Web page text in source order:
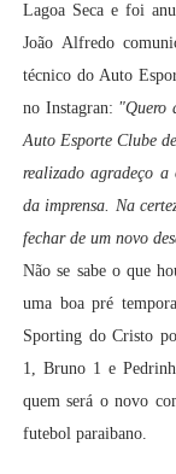
Lagoa Seca e foi
João Alfredo
técnico do Auto
no Instagran: "Quero
Auto Esporte Clube
realizado agradeço
da imprensa. Na
fechar de um novo
Não se sabe o que
uma boa pré
Sporting do Cristo
1, Bruno 1 e
quem será o novo
futebol paraibano.